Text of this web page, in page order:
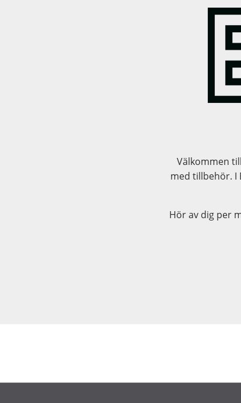
Välkommen
med tillbehör. I
Hör av dig per